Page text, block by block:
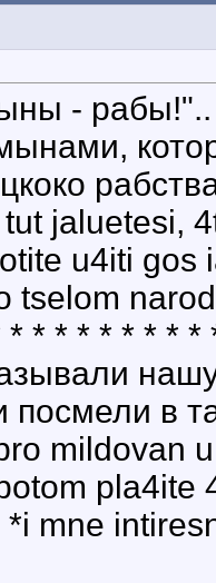
-
jaluetesi,
u4iti gos
tselom
* * * * * * * *
посмели в
mildovan
pla4ite
mne